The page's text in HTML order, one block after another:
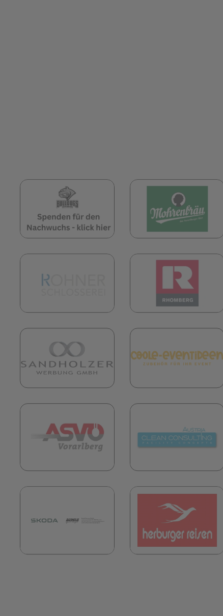
(öffnet in neuem Tab)
(öffnet in neuem Tab)
(öffnet in neuem Tab)
(öffnet in neuem Tab)